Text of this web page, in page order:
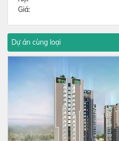
Giá:
Dự án cùng loại